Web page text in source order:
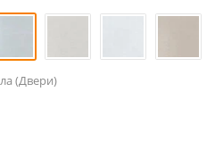
(Двери)